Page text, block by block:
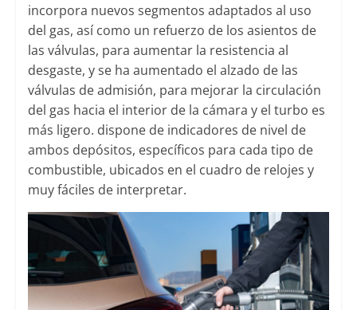
incorpora nuevos segmentos adaptados al uso
del gas, así como un refuerzo de los asientos de
las válvulas, para aumentar la resistencia al
desgaste, y se ha aumentado el alzado de las
válvulas de admisión, para mejorar la circulación
del gas hacia el interior de la cámara y el turbo es
más ligero. dispone de indicadores de nivel de
ambos depósitos, específicos para cada tipo de
combustible, ubicados en el cuadro de relojes y
muy fáciles de interpretar.